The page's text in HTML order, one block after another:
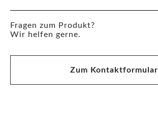
Fragen zum Produkt?
Wir helfen gerne.
Zum Kontaktformular